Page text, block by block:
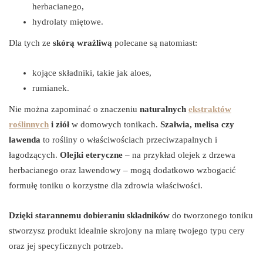
herbacianego,
hydrolaty miętowe.
Dla tych ze skórą wrażliwą polecane są natomiast:
kojące składniki, takie jak aloes,
rumianek.
Nie można zapominać o znaczeniu naturalnych ekstraktów
roślinnych i ziół w domowych tonikach. Szałwia, melisa czy
lawenda to rośliny o właściwościach przeciwzapalnych i
łagodzących. Olejki eteryczne – na przykład olejek z drzewa
herbacianego oraz lawendowy – mogą dodatkowo wzbogacić
formułę toniku o korzystne dla zdrowia właściwości.
Dzięki starannemu dobieraniu składników do tworzonego toniku
stworzysz produkt idealnie skrojony na miarę twojego typu cery
oraz jej specyficznych potrzeb.